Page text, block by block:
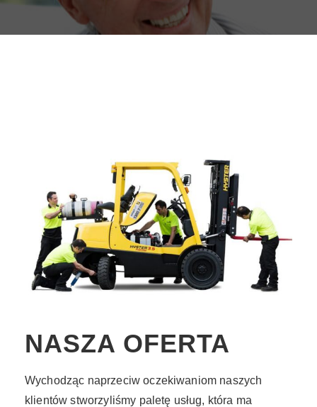
NASZA OFERTA
Wychodząc naprzeciw oczekiwaniom naszych
klientów stworzyliśmy paletę usług, która ma